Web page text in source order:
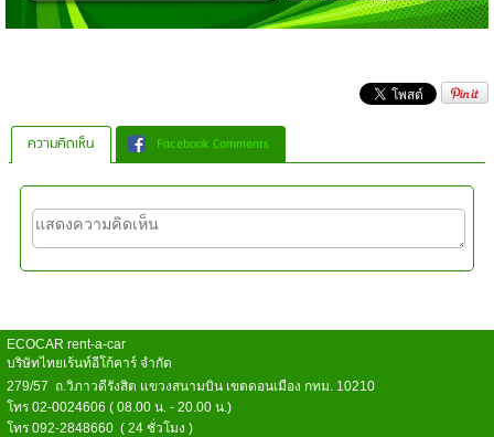
ความคิดเห็น Facebook Comments
ECOCAR rent-a-car
บริษัทไทยเร้นท์อีโก้คาร์ จำกัด
279/57 ถ.วิภาวดีรังสิต แขวงสนามบิน เขตดอนเมือง กทม. 10210
โทร 02-0024606 ( 08.00 น. - 20.00 น.)
โทร 092-2848660 ( 24 ชั่วโมง )